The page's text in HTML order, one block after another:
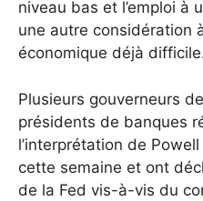
niveau bas et l’emploi à
une autre considération
économique déjà
Plusieurs gouverneurs
présidents de banques
l’interprétation de
cette semaine et ont
de la Fed vis-à-vis du